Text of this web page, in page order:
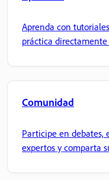
Aprenda con
práctica
Comunidad
Participe en debates,
expertos y comparta